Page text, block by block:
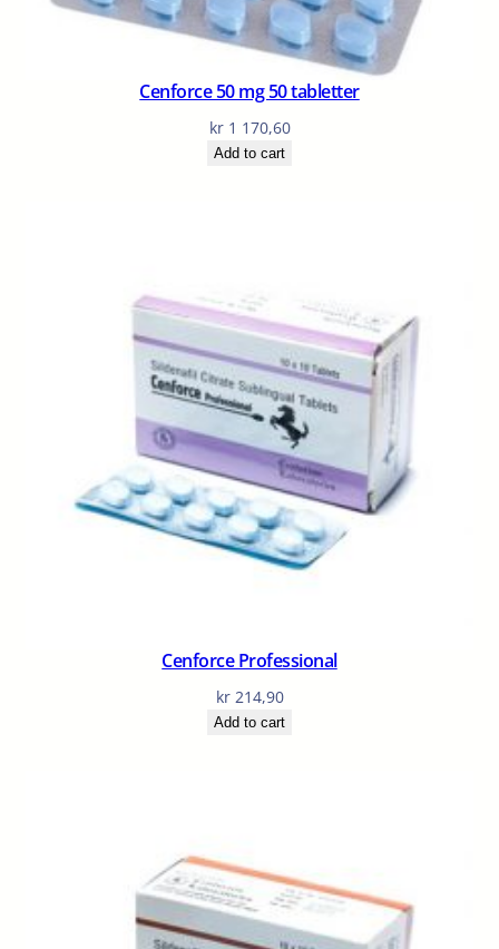
Cenforce 50 mg 50 tabletter
kr1 170,60
Add to cart
Cenforce Professional
kr214,90
Add to cart